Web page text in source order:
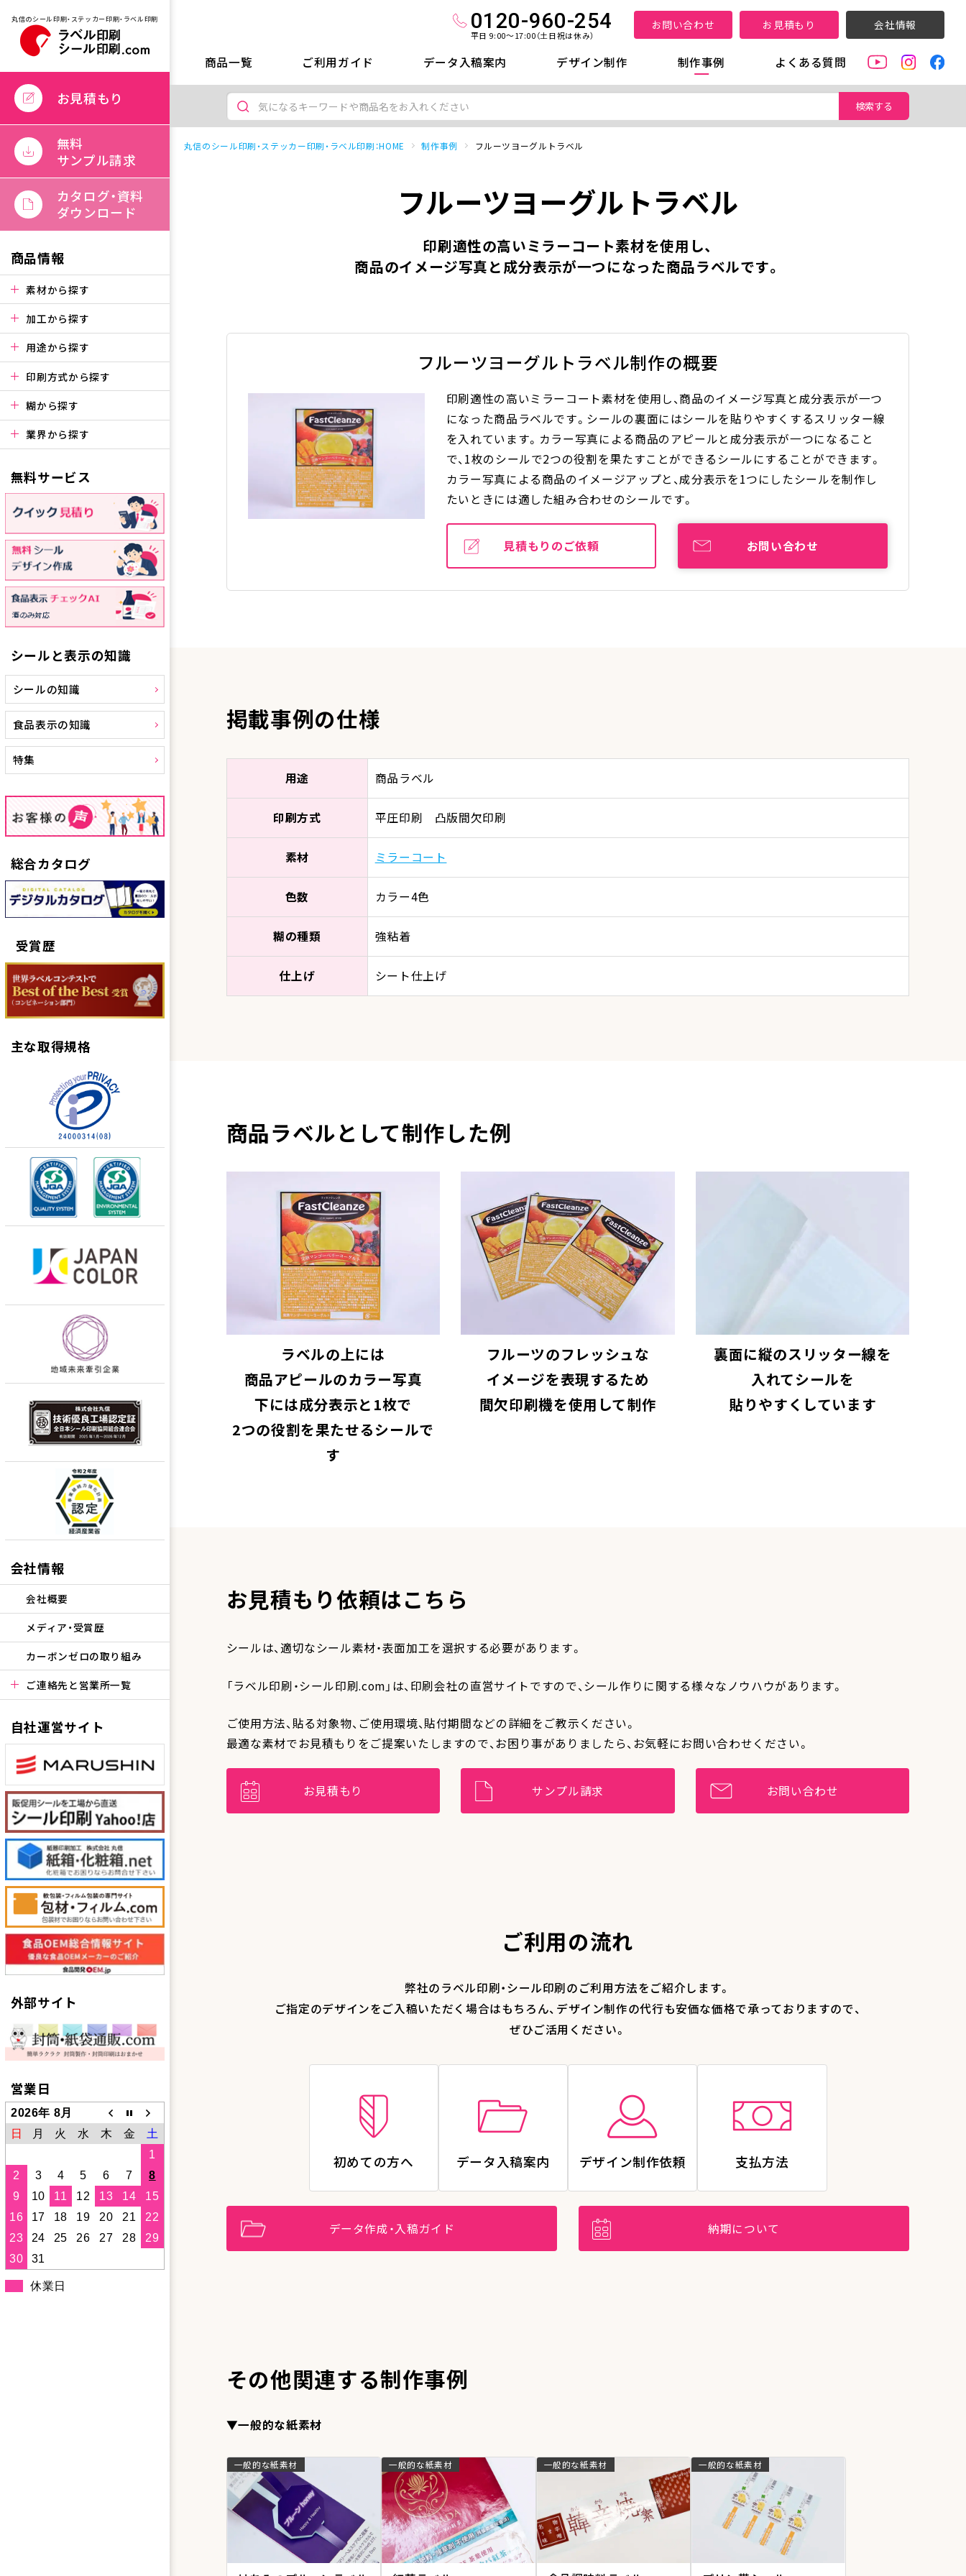
丸信のシール印刷・ステッカー印刷・ラベル印刷 0120-960-254
平日 9:00～17:00（土日祝は休み）
お問い合わせ お見積もり 会社情報
商品一覧 ご利用ガイド データ入稿案内 デザイン制作 制作事例 よくある質問
検索する
お見積もり
無料
サンプル請求
カタログ・資料
ダウンロード
商品情報
素材から探す
加工から探す
用途から探す
印刷方式から探す
糊から探す
業界から探す
無料サービス
シールと表示の知識
シールの知識
食品表示の知識
特集
総合カタログ
受賞歴
主な取得規格
会社情報
会社概要
メディア・受賞歴
カーボンゼロの取り組み
ご連絡先と営業所一覧
自社運営サイト
外部サイト
営業日
2026年 8月
日
月 火 水 木 金
土
1
2
3 4 5 6 7
8
9
10 11 12 13 14
15
16
17 18 19 20 21
22
23
24 25 26 27 28
29
30
31
休業日
丸信のシール印刷・ステッカー印刷・ラベル印刷：HOME 制作事例 フルーツヨーグルトラベル
フルーツヨーグルトラベル
印刷適性の高いミラーコート素材を使用し、
商品のイメージ写真と成分表示が一つになった商品ラベルです。
フルーツヨーグルトラベル制作の概要
印刷適性の高いミラーコート素材を使用し、商品のイメージ写真と成分表示が一つ
になった商品ラベルです。シールの裏面にはシールを貼りやすくするスリッター線
を入れています。カラー写真による商品のアピールと成分表示が一つになること
で、1枚のシールで2つの役割を果たすことができるシールにすることができます。
カラー写真による商品のイメージアップと、成分表示を1つにしたシールを制作し
たいときには適した組み合わせのシールです。
見積もりのご依頼 お問い合わせ
掲載事例の仕様
用途 商品ラベル
印刷方式 平圧印刷 凸版間欠印刷
素材 ミラーコート
色数 カラー4色
糊の種類 強粘着
仕上げ シート仕上げ
商品ラベルとして制作した例
ラベルの上には
商品アピールのカラー写真
下には成分表示と1枚で
2つの役割を果たせるシールで
す
フルーツのフレッシュな
イメージを表現するため
間欠印刷機を使用して制作
裏面に縦のスリッター線を
入れてシールを
貼りやすくしています
お見積もり依頼はこちら
シールは、適切なシール素材・表面加工を選択する必要があります。
「ラベル印刷・シール印刷.com」は、印刷会社の直営サイトですので、シール作りに関する様々なノウハウがあります。
ご使用方法、貼る対象物、ご使用環境、貼付期間などの詳細をご教示ください。
最適な素材でお見積もりをご提案いたしますので、お困り事がありましたら、お気軽にお問い合わせください。
お見積もり サンプル請求 お問い合わせ
ご利用の流れ
弊社のラベル印刷・シール印刷のご利用方法をご紹介します。
ご指定のデザインをご入稿いただく場合はもちろん、デザイン制作の代行も安価な価格で承っておりますので、
ぜひご活用ください。
初めての方へ データ入稿案内 デザイン制作依頼 支払方法
データ作成・入稿ガイド 納期について
その他関連する制作事例
▼一般的な紙素材
一般的な紙素材 一般的な紙素材 一般的な紙素材 一般的な紙素材